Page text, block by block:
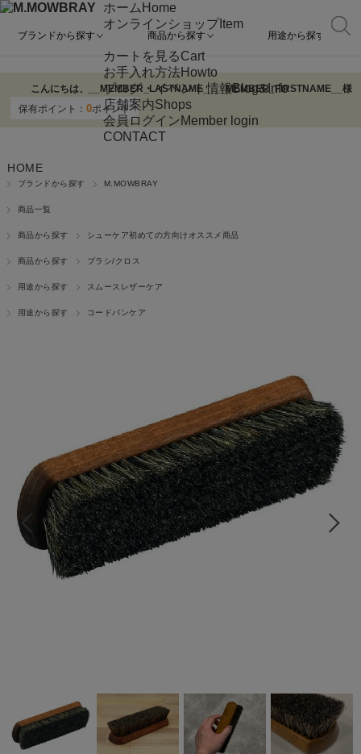
ホーム Home
オンラインショップItem
カートを見るCart
お手入れ方法Howto
ブログ・イベント情報Blog&Info
店舗案内Shops
会員ログインMember login
CONTACT
ブランドから探す 商品から探す 用途から探す
こんにちは、 __MEMBER_LASTNAME____MEMBER_FIRSTNAME__ 様
保有ポイント：0ポイント
HOME
ブランドから探す M.MOWBRAY
商品一覧
商品から探す シューケア初めての方向けオススメ商品
商品から探す ブラシ/クロス
用途から探す スムースレザーケア
用途から探す コードバンケア